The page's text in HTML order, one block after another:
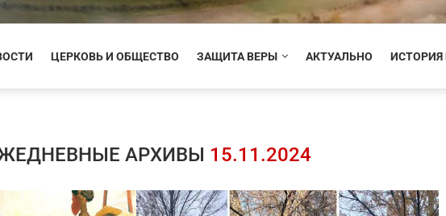
ЦЕРКОВЬ И ОБЩЕСТВО ЗАЩИТА ВЕРЫ АКТУАЛЬНО ИСТОРИЯ
АРХИВЫ 15.11.2024